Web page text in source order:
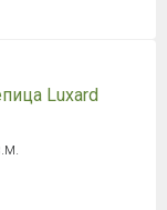
Luxard